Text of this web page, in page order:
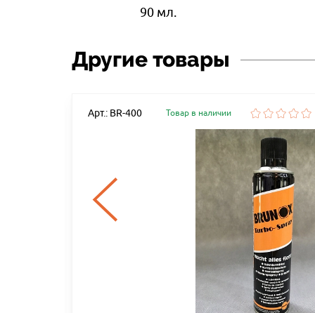
90 мл.
Другие товары
Арт.: BR-400 Товар в наличии